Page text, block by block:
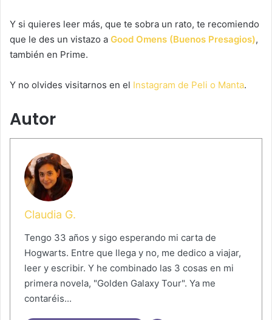
Y si quieres leer más, que te sobra un rato, te recomiendo
que le des un vistazo a Good Omens (Buenos Presagios),
también en Prime.
Y no olvides visitarnos en el Instagram de Peli o Manta.
Autor
Claudia G.
Tengo 33 años y sigo esperando mi carta de
Hogwarts. Entre que llega y no, me dedico a viajar,
leer y escribir. Y he combinado las 3 cosas en mi
primera novela, "Golden Galaxy Tour". Ya me
contaréis...